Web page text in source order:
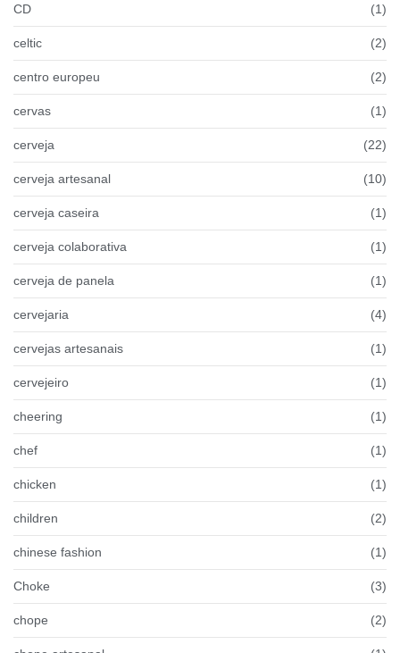
CD (1)
celtic (2)
centro europeu (2)
cervas (1)
cerveja (22)
cerveja artesanal (10)
cerveja caseira (1)
cerveja colaborativa (1)
cerveja de panela (1)
cervejaria (4)
cervejas artesanais (1)
cervejeiro (1)
cheering (1)
chef (1)
chicken (1)
children (2)
chinese fashion (1)
Choke (3)
chope (2)